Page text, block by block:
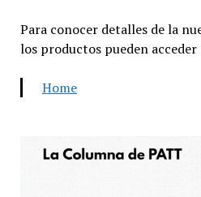
Para conocer detalles de la
los productos pueden
Home